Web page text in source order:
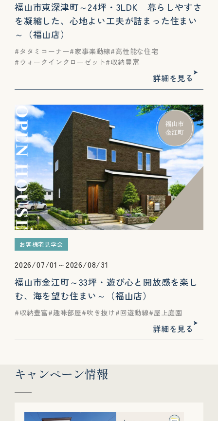
福山市東深津町～24坪・3LDK 暮らしやすさ
を凝縮した、心地よい工夫が詰まった住まい
～（福山店）
タタミコーナー 家事楽動線 高性能な住宅
ウォークインクローゼット
収納豊富
詳細を見る
お客様宅見学会
2026/07/01～2026/08/31
福山市金江町～33坪・遊び心と開放感を楽し
む、海を望む住まい～（福山店）
収納豊富 趣味部屋 吹き抜け 回遊動線 屋上庭園
詳細を見る
キャンペーン情報